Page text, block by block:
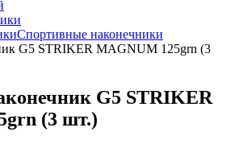
Спортивные наконечники
G5 STRIKER MAGNUM 125grn (3
G5 STRIKER
(3 шт.)